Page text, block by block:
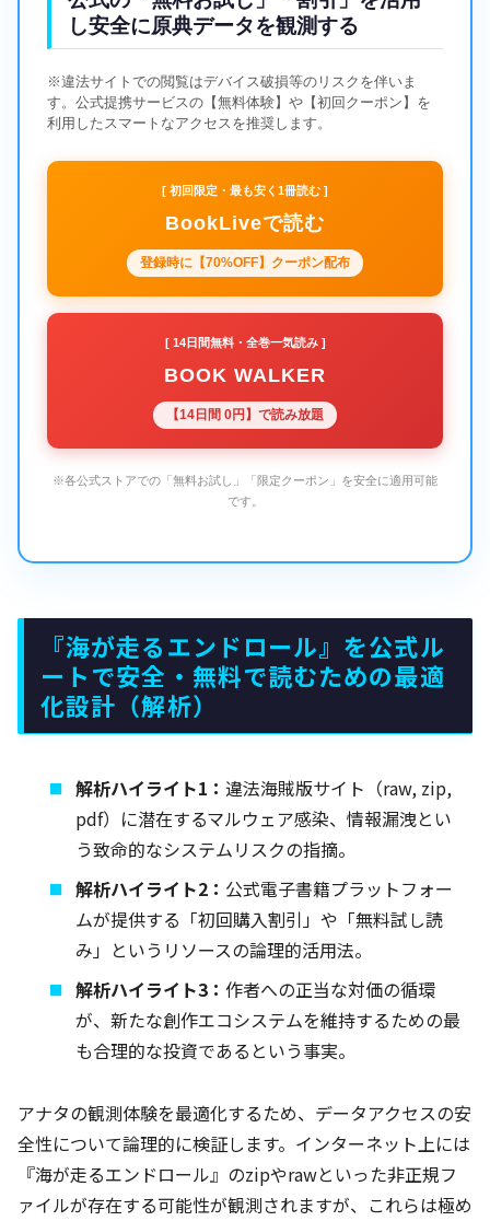
し安全に原典データを観測する
※違法サイトでの閲覧はデバイス破損等のリスクを伴いま
す。公式提携サービスの【無料体験】や【初回クーポン】を
利用したスマートなアクセスを推奨します。
[ 初回限定・最も安く1冊読む ]
BookLiveで読む
登録時に【70%OFF】クーポン配布
[ 14日間無料・全巻一気読み ]
BOOK WALKER
【14日間 0円】で読み放題
※各公式ストアでの「無料お試し」「限定クーポン」を安全に適用可能
です。
『海が走るエンドロール』を公式ル
ートで安全・無料で読むための最適
化設計（解析）
解析ハイライト1：違法海賊版サイト（raw, zip,
pdf）に潜在するマルウェア感染、情報漏洩とい
う致命的なシステムリスクの指摘。
解析ハイライト2： 公式電子書籍プラットフォー
ムが提供する「初回購入割引」や「無料試し読
み」というリソースの論理的活用法。
解析ハイライト3：作者への正当な対価の循環
が、新たな創作エコシステムを維持するための最
も合理的な投資であるという事実。
アナタの観測体験を最適化するため、データアクセスの安
全性について論理的に検証します。インターネット上には
『海が走るエンドロール』のzipやrawといった非正規フ
ァイルが存在する可能性が観測されますが、これらは極め